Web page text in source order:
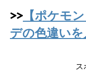
>> 【ポケモ
デの色違い
ス